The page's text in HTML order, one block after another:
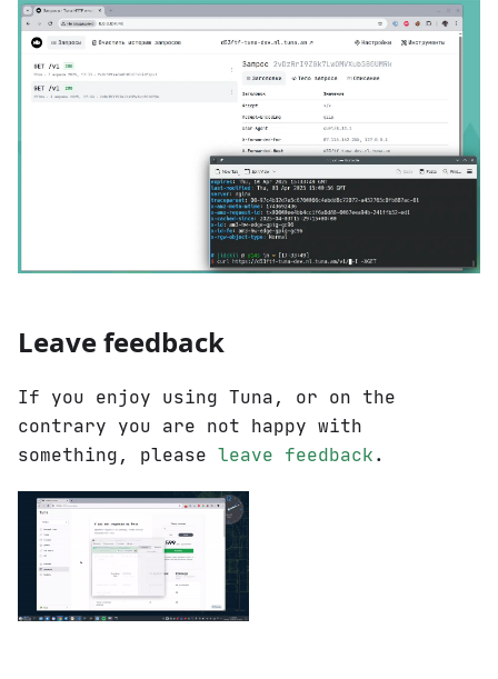
Leave feedback
If you enjoy using Tuna, or on the
contrary you are not happy with
something, please leave feedback .